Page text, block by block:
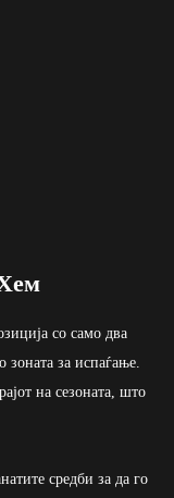
со само два
зоната за испаѓање.
на сезоната, што
средби за да го